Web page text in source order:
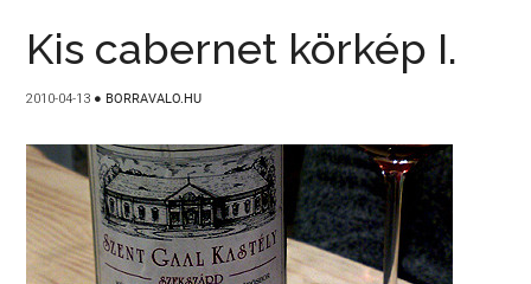
Kis cabernet körkép I.
2010-04-13 ● BORRAVALO.HU